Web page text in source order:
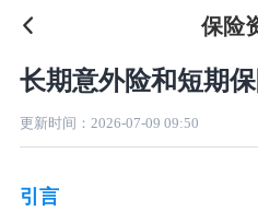
 保险
长期意外险和短期
更新时间： 2026-07-09 09:50
引言